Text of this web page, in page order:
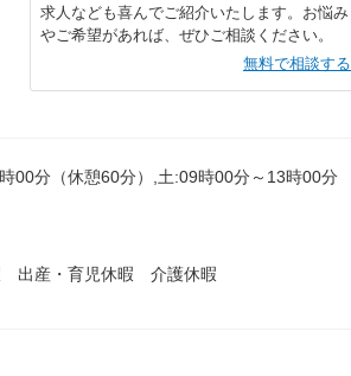
求人なども喜んでご紹介いたします。お悩み
やご希望があれば、ぜひご相談ください。
無料で相談する
00分（休憩60分）,土:09時00分～13時00分
産・育児休暇 介護休暇